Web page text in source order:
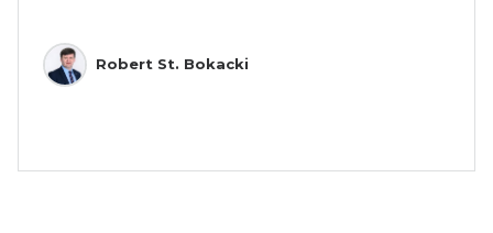
Robert St. Bokacki